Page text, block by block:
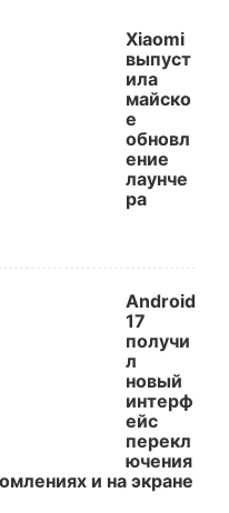
Xiaomi
выпуст
ила
майско
е
обновл
ение
лаунче
ра
Android
17
получи
л
новый
интерф
ейс
перекл
ючения
и на экране